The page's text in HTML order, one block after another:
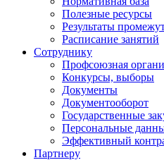
Полезные ресурсы
Результаты
Расписание занятий
Сотруднику
Профсоюзная
Конкурсы, выборы
Документы
Документооборот
Государственные
Персональные
Эффективный
Партнеру